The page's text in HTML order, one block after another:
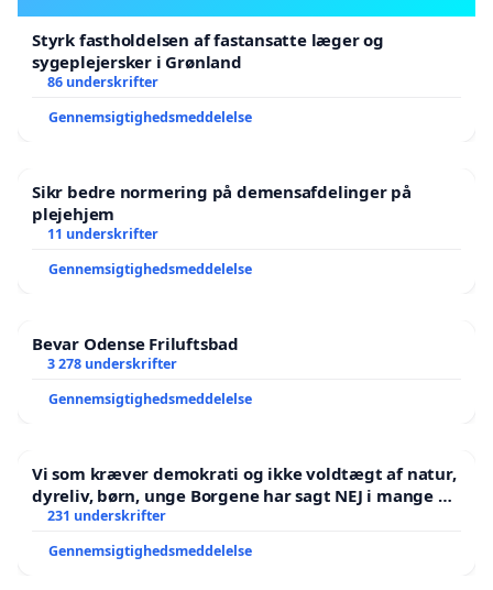
Styrk fastholdelsen af fastansatte læger og
sygeplejersker i Grønland
86 underskrifter
Gennemsigtighedsmeddelelse
Sikr bedre normering på demensafdelinger på
plejehjem
11 underskrifter
Gennemsigtighedsmeddelelse
Bevar Odense Friluftsbad
3 278 underskrifter
Gennemsigtighedsmeddelelse
Vi som kræver demokrati og ikke voldtægt af natur,
dyreliv, børn, unge Borgene har sagt NEJ i mange år.
Der er
231 underskrifter
Gennemsigtighedsmeddelelse